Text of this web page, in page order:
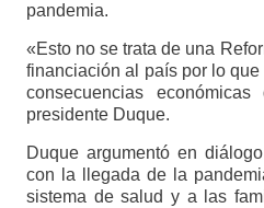
pandemia.
«Esto no se trata de una
financiación al país por lo
consecuencias
presidente Duque.
Duque argumentó en
con la llegada de la
sistema de salud y a las